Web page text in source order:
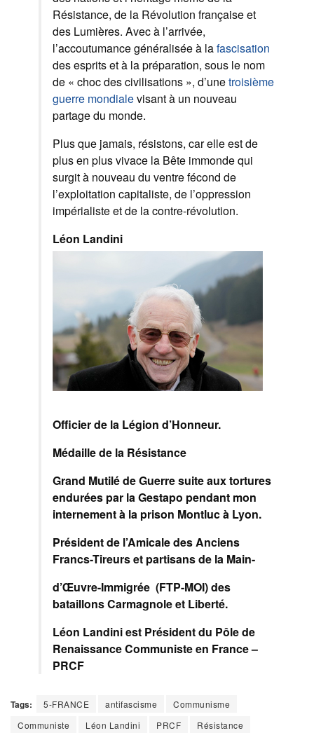
Résistance, de la Révolution française et
des Lumières. Avec à l’arrivée,
l’accoutumance généralisée à lafascisation
des esprits et à la préparation, sous le nom
de « choc des civilisations », d’unetroisième
guerre mondialevisant à un nouveau
partage du monde.
Plus que jamais, résistons, car elle est de
plus en plus vivace la Bête immonde qui
surgit à nouveau du ventre fécond de
l’exploitation capitaliste, de l’oppression
impérialiste et de la contre-révolution.
Léon Landini
Officier de la Légion d’Honneur.
Médaille de la Résistance
Grand Mutilé de Guerre suite aux tortures
endurées par la Gestapo pendant mon
internement à la prison Montluc à Lyon.
Président de l’Amicale des Anciens
Francs-Tireurs et partisans de la Main-
d’Œuvre-Immigrée (FTP-MOI) des
bataillons Carmagnole et Liberté.
Léon Landini est Président du Pôle de
Renaissance Communiste en France –
PRCF
Tags: 5-FRANCE antifascisme
Communisme
Communiste
Léon Landini PRCF Résistance